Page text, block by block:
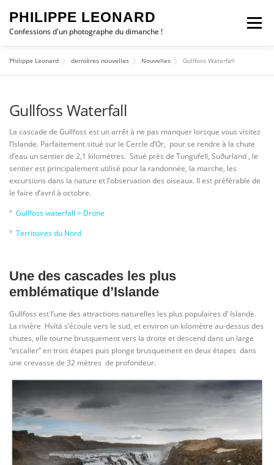
contenu
PHILIPPE LEONARD
Confessions d'un photographe du dimanche !
Menu
ALBUMSSTATION MÉTÉO
TROMBORN SHOP Contact0 ARTICLE 0,00 €
Philippe Leonard dernières nouvelles Nouvelles Gullfoss Waterfall
Gullfoss Waterfall
La cascade de Gullfoss est un arrêt à ne pas manquer lorsque vous visitez
l’Islande. Parfaitement situé sur le Cercle d’Or, pour se rendre à la chute
d’eau un sentier de 2,1 kilomètres. Situé près de Tungufell, Suðurland , le
sentier est principalement utilisé pour la randonnée, la marche, les
excursions dans la nature et l’observation des oiseaux. Il est préférable de
le faire d’avril à octobre.
° Gullfoss waterfall > Drone
° Territoires du Nord
Une des cascades les plus
emblématique d’Islande
Gullfoss est l’une des attractions naturelles les plus populaires d’ Islande.
La rivière Hvítá s’écoule vers le sud, et environ un kilomètre au-dessus des
chutes, elle tourne brusquement vers la droite et descend dans un large
“escalier” en trois étapes puis plonge brusquement en deux étapes dans
une crevasse de 32 mètres de profondeur.